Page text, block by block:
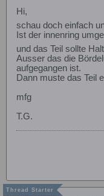
Hi,
schau doch einfach
Ist der innenring
und das Teil sollte
Ausser das die
aufgegangen ist.
Dann muste das Teil
mfg
T.G.